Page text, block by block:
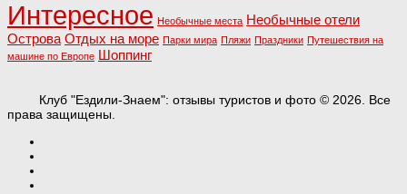
Интересное Необычные места Необычные отели
Острова Отдых на море Парки мира Пляжи Праздники Путешествия на
машине по Европе Шоппинг
Клуб "Ездили-Знаем": отзывы туристов и фото © 2026. Все
права защищены.